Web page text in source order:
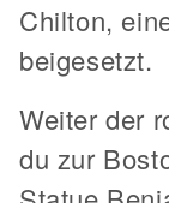
Chilton,
beigesetzt.
Weiter der
du zur